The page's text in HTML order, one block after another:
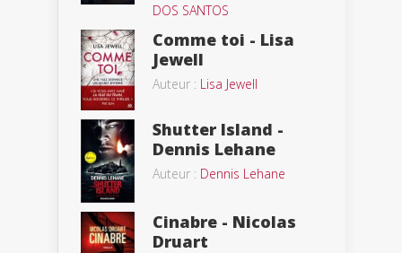
DOS SANTOS
Comme toi - Lisa
Jewell
Auteur : Lisa Jewell
Shutter Island -
Dennis Lehane
Auteur : Dennis Lehane
Cinabre - Nicolas
Druart